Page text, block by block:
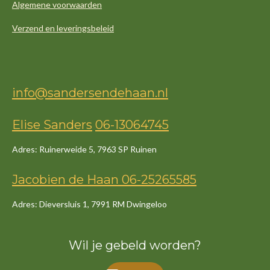
Algemene voorwaarden
Verzend en leveringsbeleid
info@sandersendehaan.nl
Elise Sanders 06-13064745
Adres: Ruinerweide 5, 7963 SP Ruinen
Jacobien de Haan 06-25265585
Adres: Dieversluis 1, 7991 RM Dwingeloo
Wil je gebeld worden?